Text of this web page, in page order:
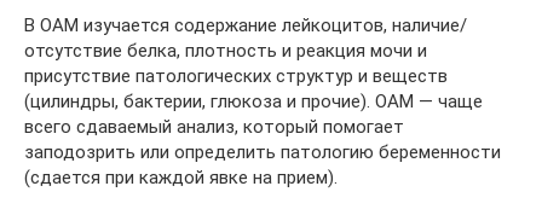
В ОАМ изучается содержание лейкоцитов, наличие/
отсутствие белка, плотность и реакция мочи и
присутствие патологических структур и веществ
(цилиндры, бактерии, глюкоза и прочие). ОАМ — чаще
всего сдаваемый анализ, который помогает
заподозрить или определить патологию беременности
(сдается при каждой явке на прием).